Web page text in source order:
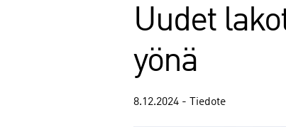
Uudet
yönä
8.12.2024 - Tiedote